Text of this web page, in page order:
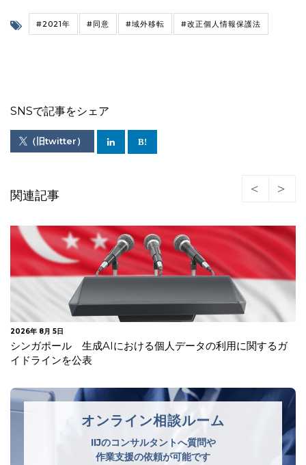
#2021年 #同意 #域外移転 #改正個人情報保護法
SNSで記事をシェア
（旧twitter）
関連記事
2026年 7月 23日
韓国 安全管理措置の不備及び不要な個人情報を廃棄してい
なかったことを理由に生活用品メ…
オンライン相談ルーム
IIJのコンサルタントへ質問や
作業支援の依頼が可能です